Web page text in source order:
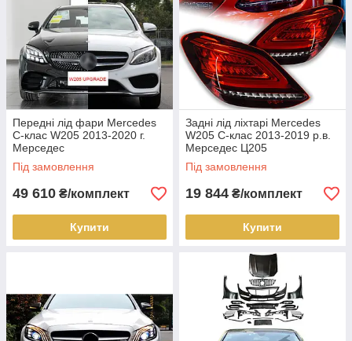
Передні лід фари Mercedes
C-клас W205 2013-2020 г.
Мерседес
Під замовлення
49 610 ₴/комплект
Купити
Задні лід ліхтарі Mercedes
W205 C-клас 2013-2019 р.в.
Мерседес Ц205
Під замовлення
19 844 ₴/комплект
Купити